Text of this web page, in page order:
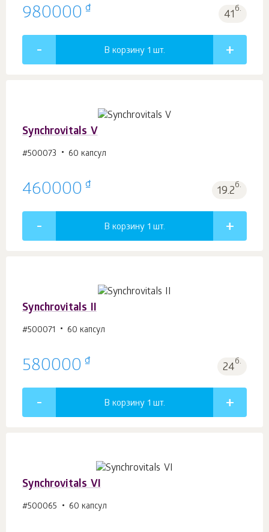
980000 ₫ 41б.
В корзину 1 шт.
Synchrovitals V
#500073 60 капсул
460000 ₫ 19.2б.
В корзину 1 шт.
Synchrovitals II
#500071 60 капсул
580000 ₫ 24б.
В корзину 1 шт.
Synchrovitals VI
#500065 60 капсул